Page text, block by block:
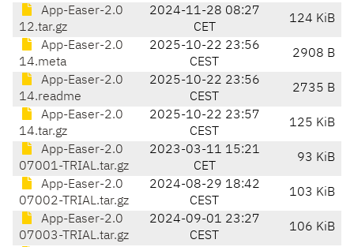
App-Easer-2.0
12.tar.gz
2024-11-28 08:27
CET
124 KiB
App-Easer-2.0
14.meta
2025-10-22 23:56
CEST
2908 B
App-Easer-2.0
14.readme
2025-10-22 23:56
CEST
2735 B
App-Easer-2.0
14.tar.gz
2025-10-22 23:57
CEST
125 KiB
App-Easer-2.0
07001-TRIAL.tar.gz
2023-03-11 15:21
CET
93 KiB
App-Easer-2.0
07002-TRIAL.tar.gz
2024-08-29 18:42
CEST
103 KiB
App-Easer-2.0
07003-TRIAL.tar.gz
2024-09-01 23:27
CEST
106 KiB